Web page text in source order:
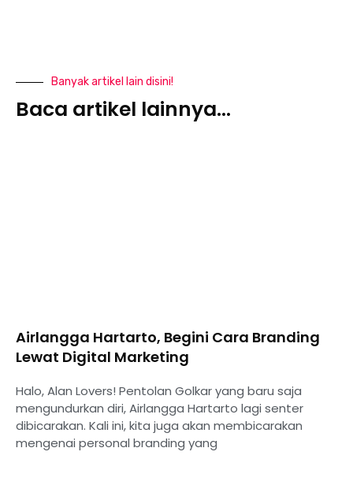
Banyak artikel lain disini!
Baca artikel lainnya...
Airlangga Hartarto, Begini Cara Branding
Lewat Digital Marketing
Halo, Alan Lovers! Pentolan Golkar yang baru saja
mengundurkan diri, Airlangga Hartarto lagi senter
dibicarakan. Kali ini, kita juga akan membicarakan
mengenai personal branding yang